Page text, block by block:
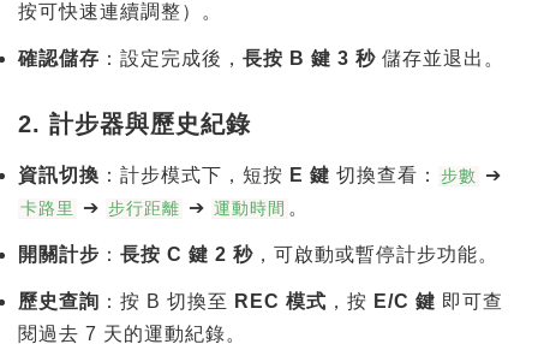
按可快速連續調整）。
確認儲存 ：設定完成後， 長按 B 鍵 3 秒 儲存並退出。
2. 計步器與歷史紀錄
資訊切換 ：計步模式下，短按 E 鍵 切換查看： 步數 ➔
卡路里 ➔ 步行距離 ➔ 運動時間 。
開關計步 ： 長按 C 鍵 2 秒 ，可啟動或暫停計步功能。
歷史查詢 ：按 B 切換至 REC 模式 ，按 E/C 鍵 即可查
閱過去 7 天的運動紀錄。